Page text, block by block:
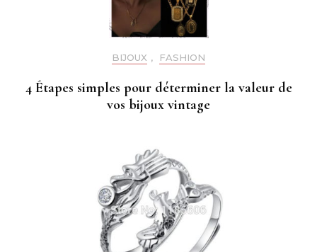
BIJOUX , FASHION
4 Étapes simples pour déterminer la valeur de
vos bijoux vintage